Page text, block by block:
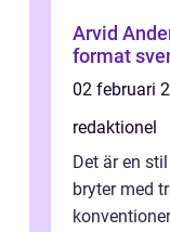
Arvid
format
02 februari
redaktionel
Det är en
bryter med